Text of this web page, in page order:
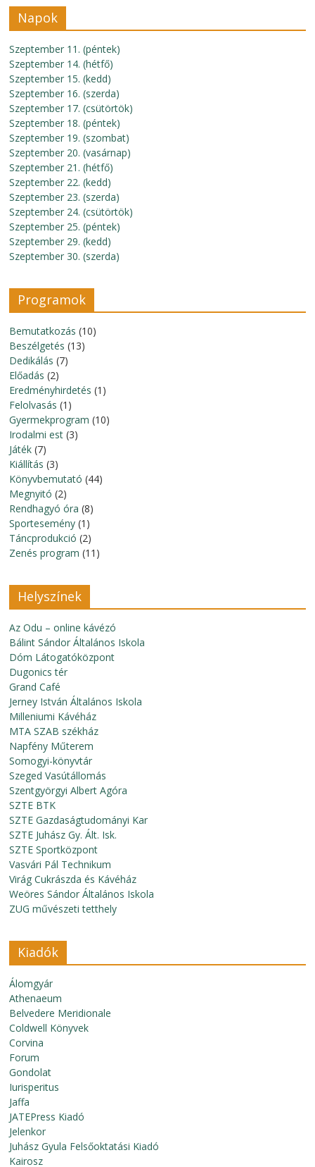
Napok
Szeptember 11. (péntek)
Szeptember 14. (hétfő)
Szeptember 15. (kedd)
Szeptember 16. (szerda)
Szeptember 17. (csütörtök)
Szeptember 18. (péntek)
Szeptember 19. (szombat)
Szeptember 20. (vasárnap)
Szeptember 21. (hétfő)
Szeptember 22. (kedd)
Szeptember 23. (szerda)
Szeptember 24. (csütörtök)
Szeptember 25. (péntek)
Szeptember 29. (kedd)
Szeptember 30. (szerda)
Programok
Bemutatkozás (10)
Beszélgetés (13)
Dedikálás (7)
Előadás (2)
Eredményhirdetés (1)
Felolvasás (1)
Gyermekprogram (10)
Irodalmi est (3)
Játék (7)
Kiállítás (3)
Könyvbemutató (44)
Megnyitó (2)
Rendhagyó óra (8)
Sportesemény (1)
Táncprodukció (2)
Zenés program (11)
Helyszínek
Az Odu – online kávézó
Bálint Sándor Általános Iskola
Dóm Látogatóközpont
Dugonics tér
Grand Café
Jerney István Általános Iskola
Milleniumi Kávéház
MTA SZAB székház
Napfény Műterem
Somogyi-könyvtár
Szeged Vasútállomás
Szentgyörgyi Albert Agóra
SZTE BTK
SZTE Gazdaságtudományi Kar
SZTE Juhász Gy. Ált. Isk.
SZTE Sportközpont
Vasvári Pál Technikum
Virág Cukrászda és Kávéház
Weöres Sándor Általános Iskola
ZUG művészeti tetthely
Kiadók
Álomgyár
Athenaeum
Belvedere Meridionale
Coldwell Könyvek
Corvina
Forum
Gondolat
Iurisperitus
Jaffa
JATEPress Kiadó
Jelenkor
Juhász Gyula Felsőoktatási Kiadó
Kairosz